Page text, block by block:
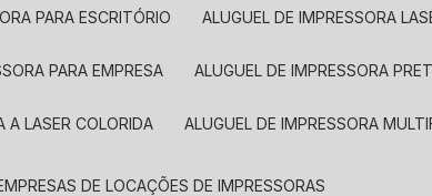
PARA ESCRITÓRIO ALUGUEL DE IMPRESSORA
PARA EMPRESA ALUGUEL DE IMPRESSORA
A LASER COLORIDA ALUGUEL DE IMPRESSORA
EMPRESAS DE LOCAÇÕES DE IMPRESSORAS